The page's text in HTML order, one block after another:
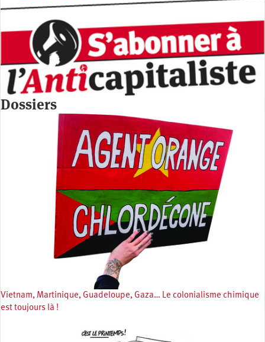
Dossiers
Vietnam, Martinique, Guadeloupe, Gaza… Le colonialisme chimique
est toujours là !